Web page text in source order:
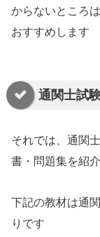
からないところ
おすすめします
通関士試
それでは、通関
書・問題集を紹
下記の教材は通
りです